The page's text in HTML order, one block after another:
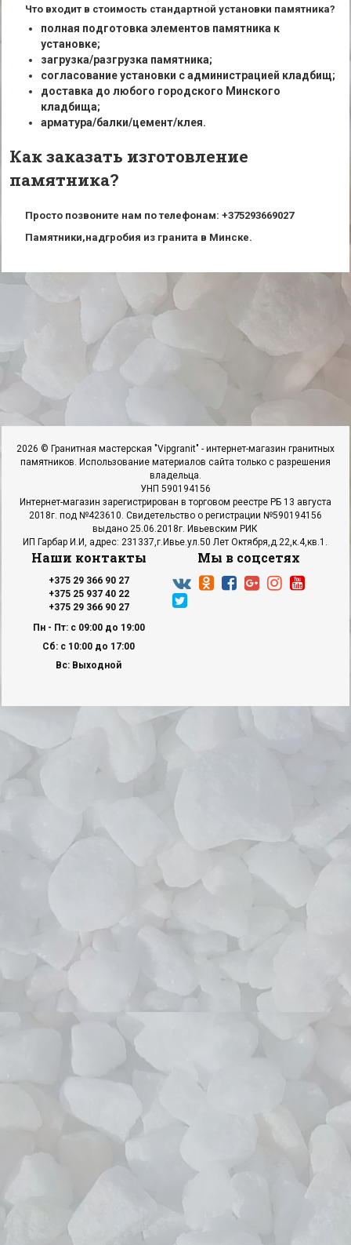
Что входит в стоимость стандартной установки памятника?
полная подготовка элементов памятника к
установке;
загрузка/разгрузка памятника;
согласование установки с администрацией кладбищ;
доставка до любого городского Минского
кладбища;
арматура/балки/цемент/клея.
Как заказать изготовление
памятника?
Просто позвоните нам по телефонам: +375293669027
Памятники,надгробия из гранита в Минске.
2026 © Гранитная мастерская "Vipgranit" - интернет-магазин гранитных
памятников. Использование материалов сайта только с разрешения
владельца.
УНП 590194156
Интернет-магазин зарегистрирован в торговом реестре РБ 13 августа
2018г. под №423610. Свидетельство о регистрации №590194156
выдано 25.06.2018г. Ивьевским РИК
ИП Гарбар И.И, адрес: 231337,г.Ивье.ул.50 Лет Октября,д.22,к.4,кв.1.
Наши контакты
+375 29 366 90 27
+375 25 937 40 22
+375 29 366 90 27
Пн - Пт: с 09:00 до 19:00
Сб: с 10:00 до 17:00
Вс: Выходной
Мы в соцсетях